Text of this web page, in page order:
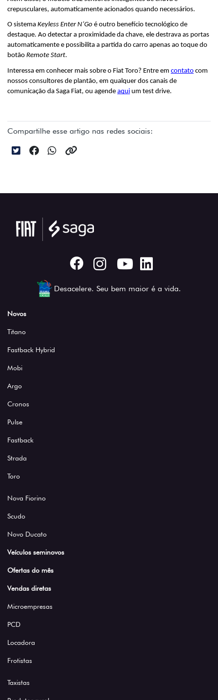
crepusculares, automaticamente acionados quando necessários.
O sistema Keyless Enter N’Go é outro benefício tecnológico de
destaque. Ao detectar a proximidade da chave, ele destrava as portas
automaticamente e possibilita a partida do carro apenas ao toque do
botão Remote Start.
Interessa em conhecer mais sobre o Fiat Toro? Entre em contato com
nossos consultores de plantão, em qualquer dos canais de
comunicação da Saga Fiat, ou agende aqui um test drive.
Compartilhe esse artigo nas redes sociais:
Desacelere. Seu bem maior é a vida.
Novos
Titano
Fastback Hybrid
Mobi
Argo
Cronos
Pulse
Fastback
Strada
Toro
Nova Fiorino
Scudo
Novo Ducato
Veículos seminovos
Ofertas do mês
Vendas diretas
Microempresas
PCD
Locadora
Frotistas
Taxistas